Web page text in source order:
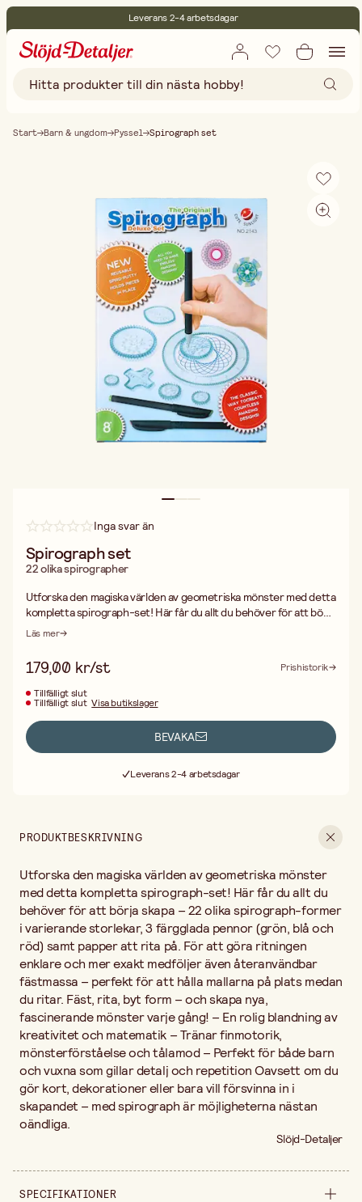
Leverans 2-4 arbetsdagar
Fri frakt vid köp över 499:-
Start Barn & ungdom Pyssel Spirograph set
Inga svar än
Spirograph set
22 olika spirographer
Utforska den magiska världen av geometriska mönster med detta
kompletta spirograph-set! Här får du allt du behöver för att börja
skapa – 22 olika spirograph-former i varierande storlekar, 3
att göra ritningen enklare och mer exakt medföljer även
återanvändbar fästmassa – perfekt för att hålla mallarna på plats
medan du ritar. Fäst, rita, byt form – och skapa nya, fascinerande
mönster varje gång! – En rolig blandning av kreativitet och
matematik – Tränar finmotorik, mönsterförståelse och tålamod –
Perfekt för både barn och vuxna som gillar detalj och repetition
Oavsett om du gör kort, dekorationer eller bara vill försvinna in i
Läs mer
179,00 kr/st
Prishistorik
Tillfälligt slut
Tillfälligt slut Visa butikslager
BEVAKA
Leverans 2-4 arbetsdagar
PRODUKTBESKRIVNING
Utforska den magiska världen av geometriska mönster
med detta kompletta spirograph-set! Här får du allt du
behöver för att börja skapa – 22 olika spirograph-former
i varierande storlekar, 3 färgglada pennor (grön, blå och
röd) samt papper att rita på. För att göra ritningen
enklare och mer exakt medföljer även återanvändbar
fästmassa – perfekt för att hålla mallarna på plats medan
du ritar. Fäst, rita, byt form – och skapa nya,
fascinerande mönster varje gång! – En rolig blandning av
kreativitet och matematik – Tränar finmotorik,
mönsterförståelse och tålamod – Perfekt för både barn
och vuxna som gillar detalj och repetition Oavsett om du
gör kort, dekorationer eller bara vill försvinna in i
skapandet – med spirograph är möjligheterna nästan
oändliga.
Slöjd-Detaljer
SPECIFIKATIONER